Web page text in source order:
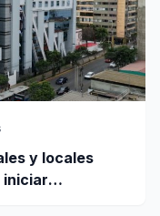
y locales
iniciar